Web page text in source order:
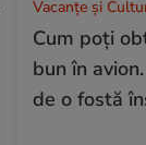
Vacanțe și
Cum poți
bun în
de o fostă